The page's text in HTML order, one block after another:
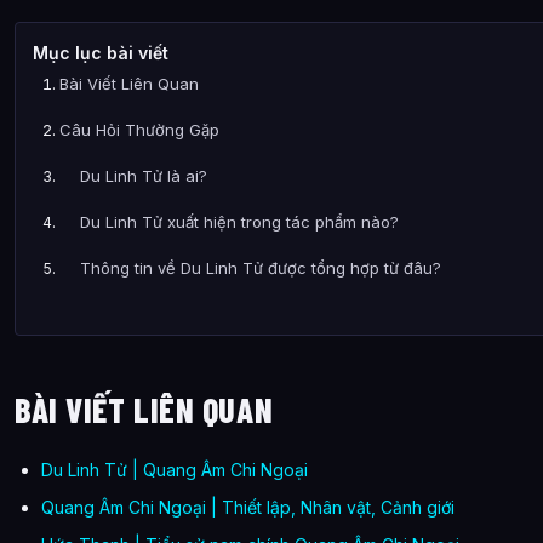
Mục lục bài viết
Bài Viết Liên Quan
Câu Hỏi Thường Gặp
Du Linh Tử là ai?
Du Linh Tử xuất hiện trong tác phẩm nào?
Thông tin về Du Linh Tử được tổng hợp từ đâu?
BÀI VIẾT LIÊN QUAN
Du Linh Tử | Quang Âm Chi Ngoại
Quang Âm Chi Ngoại | Thiết lập, Nhân vật, Cảnh giới